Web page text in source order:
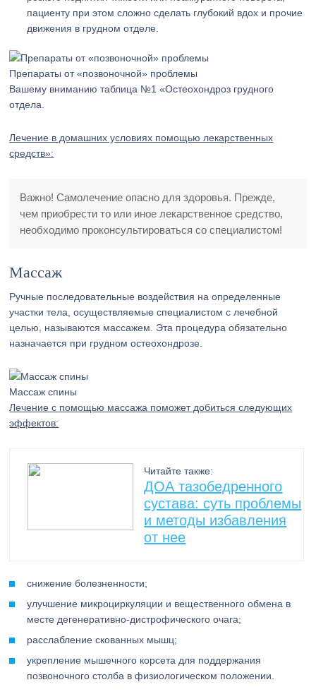
пациенту при этом сложно сделать глубокий вдох и прочие
движения в грудном отделе.
Препараты от «позвоночной» проблемы
Вашему вниманию таблица №1 «Остеохондроз грудного
отдела.
Лечение в домашних условиях помощью лекарственных
средств»:
Важно! Самолечение опасно для здоровья. Прежде,
чем приобрести то или иное лекарственное средство,
необходимо проконсультироваться со специалистом!
Массаж
Ручные последовательные воздействия на определенные
участки тела, осуществляемые специалистом с лечебной
целью, называются массажем. Эта процедура обязательно
назначается при грудном остеохондрозе.
Массаж спины
Лечение с помощью массажа поможет добиться следующих
эффектов:
Читайте также:
ДОА тазобедренного
сустава: суть проблемы
и методы избавления
от нее
снижение болезненности;
улучшение микроциркуляции и вещественного обмена в
месте дегенеративно-дистрофического очага;
расслабление скованных мышц;
укрепление мышечного корсета для поддержания
позвоночного столба в физиологическом положении.